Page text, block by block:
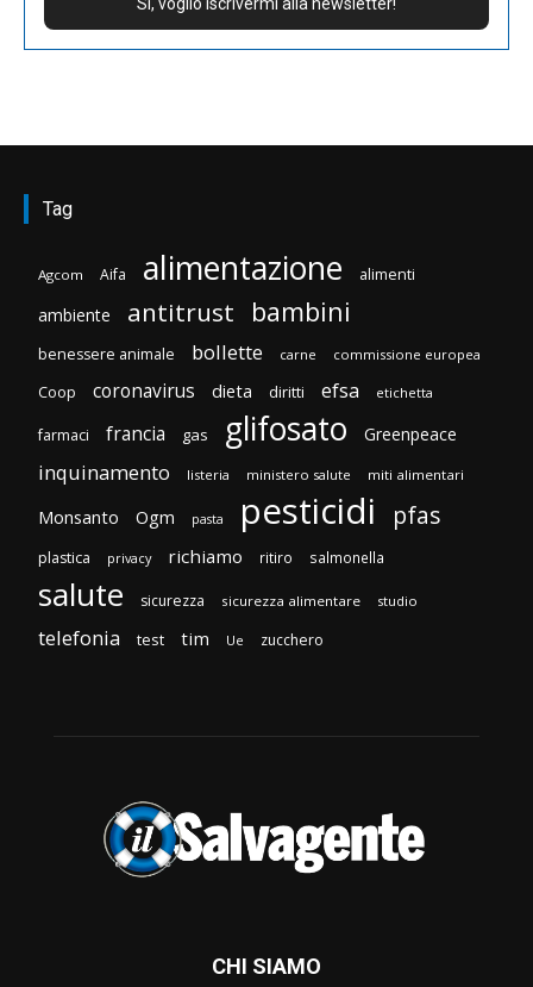
Tag
Agcom Aifa alimentazione alimenti
ambiente antitrust bambini
benessere animale bollette carne commissione europea
Coop coronavirus dieta diritti efsa etichetta
farmaci francia gas glifosato Greenpeace
inquinamento listeria ministero salute miti alimentari
Monsanto Ogm pasta pesticidi pfas
plastica privacy richiamo ritiro salmonella
salute sicurezza sicurezza alimentare studio
telefonia test tim Ue zucchero
CHI SIAMO